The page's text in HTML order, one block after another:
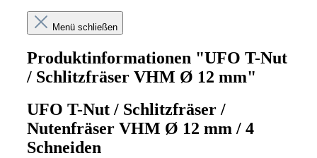
Menü schließen
Produktinformationen "UFO T-Nut
/ Schlitzfräser VHM Ø 12 mm"
UFO T-Nut / Schlitzfräser /
Nutenfräser VHM Ø 12 mm / 4
Schneiden